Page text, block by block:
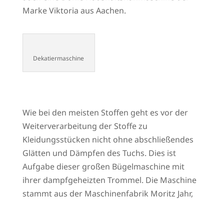
Marke Viktoria aus Aachen.
Dekatiermaschine
Wie bei den meisten Stoffen geht es vor der
Weiterverarbeitung der Stoffe zu
Kleidungsstücken nicht ohne abschließendes
Glätten und Dämpfen des Tuchs. Dies ist
Aufgabe dieser großen Bügelmaschine mit
ihrer dampfgeheizten Trommel. Die Maschine
stammt aus der Maschinenfabrik Moritz Jahr,